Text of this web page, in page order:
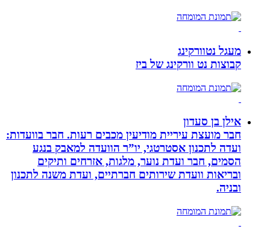
מעגל נטוורקינג
קבוצות נט וורקינג של ביז
אילן בן סעדון
חבר מועצת עיריית מודיעין מכבים רעות. חבר בוועדות:
ועדה לתכנון אסטרטגי, יו”ר הוועדה למאבק בנגע
הסמים, חבר ועדת נוער, מלגות, אזרחים ותיקים
ובריאות וועדת שירותים חברתיים, ועדת משנה לתכנון
ובניה.